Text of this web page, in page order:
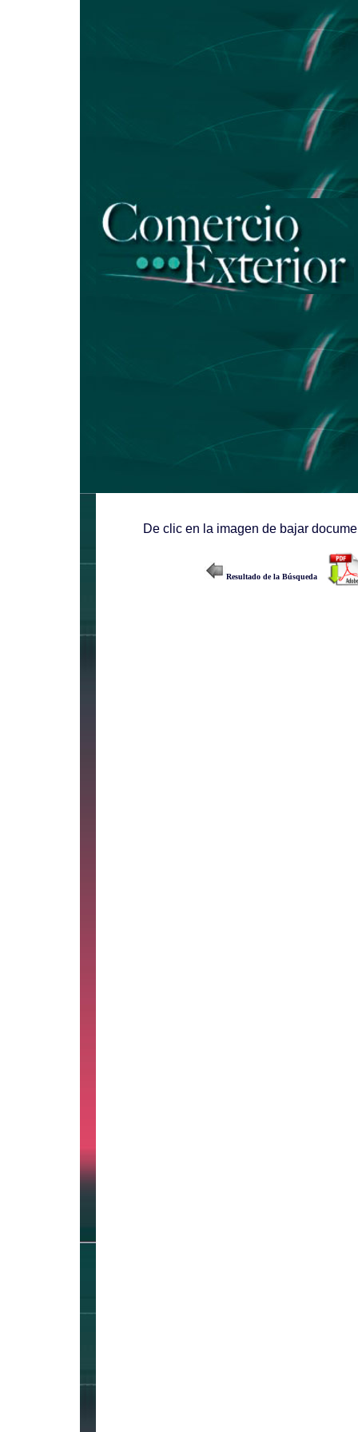
De clic en la imagen de bajar
Resultado de la Búsqueda